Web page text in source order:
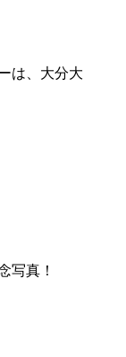
は、大分大
写真！